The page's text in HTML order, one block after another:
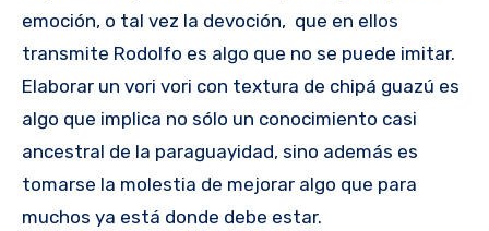
emoción, o tal vez la devoción, que en ellos
transmite Rodolfo es algo que no se puede imitar.
Elaborar un vori vori con textura de chipá guazú es
algo que implica no sólo un conocimiento casi
ancestral de la paraguayidad, sino además es
tomarse la molestia de mejorar algo que para
muchos ya está donde debe estar.